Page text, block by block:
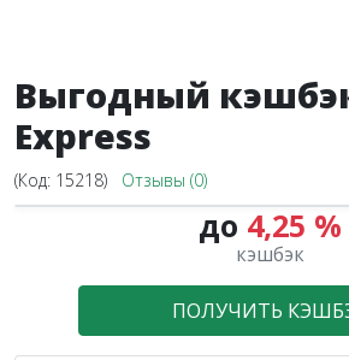
Выгодный
Express
(Код: 15218) Отзывы (0)
до 4,25 %
кэшбэк
ПОЛУЧИТЬ